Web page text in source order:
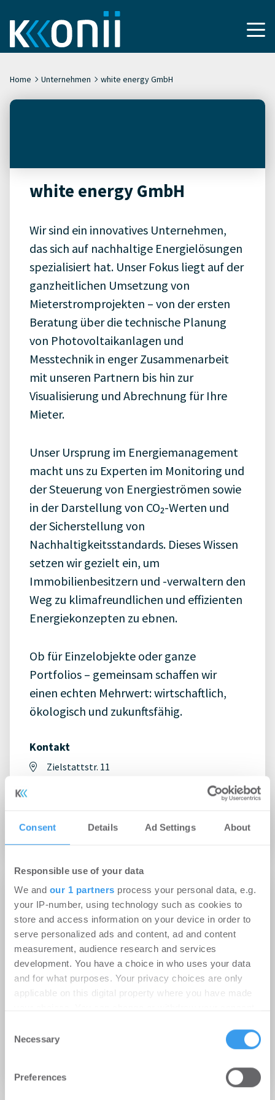
Consent Details Ad Settings About
Responsible use of your data
We and our 1 partners process your personal data, e.g.
your IP-number, using technology such as cookies to
store and access information on your device in order to
serve personalized ads and content, ad and content
measurement, audience research and services
development. You have a choice in who uses your data
and for what purposes. Your privacy choices are only
applicable on this digital property where you have made
the Privacy trigger icon.
Find out more about how your personal data is processed
and set your preferences in the
Selection
Necessary
Preferences
Home Unternehmen white energy GmbH
white energy GmbH
Wir sind ein innovatives Unternehmen,
das sich auf nachhaltige Energielösungen
spezialisiert hat. Unser Fokus liegt auf der
ganzheitlichen Umsetzung von
Mieterstromprojekten – von der ersten
Beratung über die technische Planung
von Photovoltaikanlagen und
Messtechnik in enger Zusammenarbeit
mit unseren Partnern bis hin zur
Visualisierung und Abrechnung für Ihre
Mieter.
Unser Ursprung im Energiemanagement
macht uns zu Experten im Monitoring und
der Steuerung von Energieströmen sowie
in der Darstellung von CO₂-Werten und
der Sicherstellung von
Nachhaltigkeitsstandards. Dieses Wissen
setzen wir gezielt ein, um
Immobilienbesitzern und -verwaltern den
Weg zu klimafreundlichen und effizienten
Energiekonzepten zu ebnen.
Ob für Einzelobjekte oder ganze
Portfolios – gemeinsam schaffen wir
einen echten Mehrwert: wirtschaftlich,
ökologisch und zukunftsfähig.
Kontakt
Zielstattstr. 11
info@white-energy.eu
Adresse
Zielstattstr. 11
81379 München